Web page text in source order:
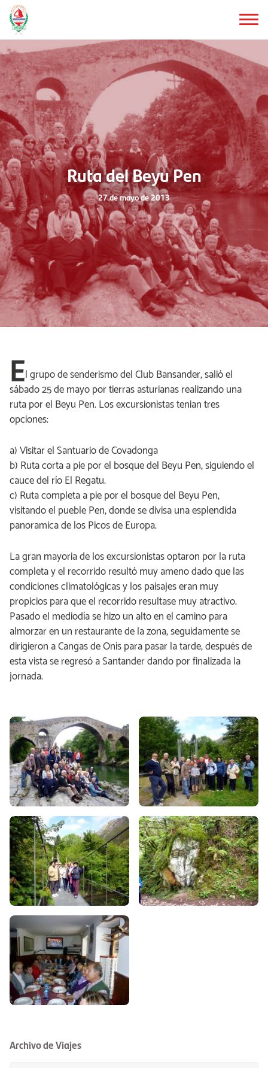
Saltar
al
contenido
principal
Ruta del Beyu Pen
27 de mayo de 2013
El grupo de senderismo del Club Bansander, salió el
sábado 25 de mayo por tierras asturianas realizando una
ruta por el Beyu Pen. Los excursionistas tenian tres
opciones:
a) Visitar el Santuario de Covadonga
b) Ruta corta a pie por el bosque del Beyu Pen, siguiendo el
cauce del río El Regatu.
c) Ruta completa a pie por el bosque del Beyu Pen,
visitando el pueble Pen, donde se divisa una esplendida
panoramica de los Picos de Europa.
La gran mayoria de los excursionistas optaron por la ruta
completa y el recorrido resultó muy ameno dado que las
condiciones climatológicas y los paisajes eran muy
propicios para que el recorrido resultase muy atractivo.
Pasado el mediodía se hizo un alto en el camino para
almorzar en un restaurante de la zona, seguidamente se
dirigieron a Cangas de Onís para pasar la tarde, después de
esta vista se regresó a Santander dando por finalizada la
jornada.
Archivo de Viajes